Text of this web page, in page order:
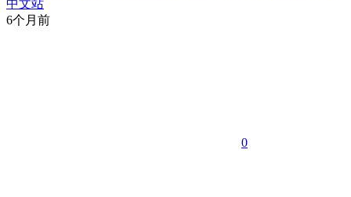
6个月前
0